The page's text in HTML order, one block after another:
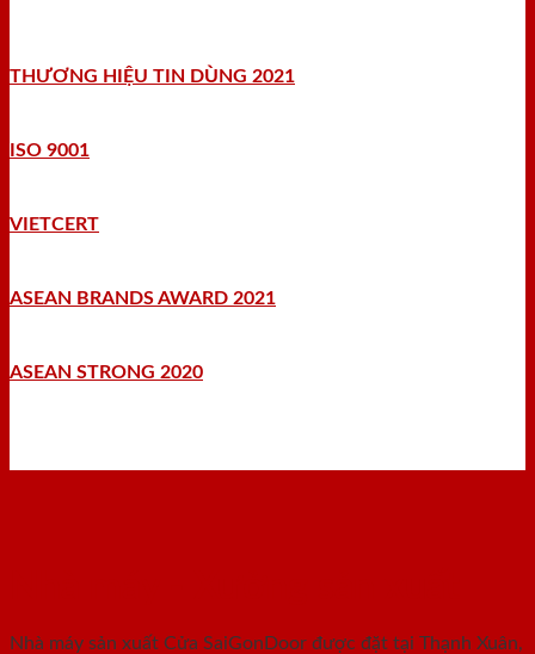
THƯƠNG HIỆU TIN DÙNG 2021
ISO 9001
VIETCERT
ASEAN BRANDS AWARD 2021
ASEAN STRONG 2020
Nhà máy sản xuất Cửa SaiGonDoor được đặt tại Thạnh Xuân,